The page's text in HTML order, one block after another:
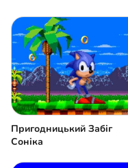
Пригодницький Забіг
Соніка